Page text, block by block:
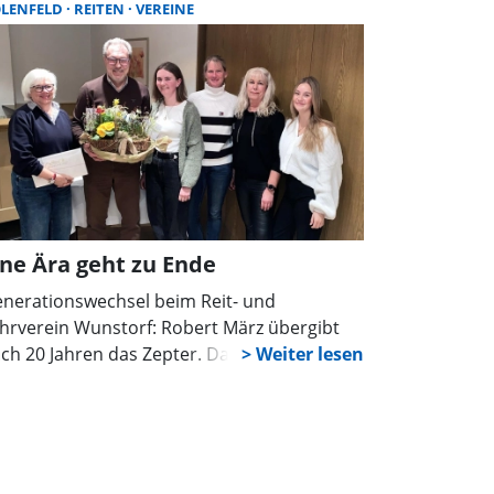
REITEN VEREINE
Ära geht zu Ende
beim Reit- und
Wunstorf: Robert März übergibt
20 Jahren das Zepter. Damit geht eine